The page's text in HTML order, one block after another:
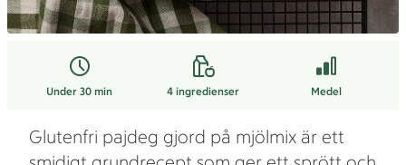
Under 30 min 4 ingredienser Medel
Glutenfri pajdeg gjord på mjölmix är ett